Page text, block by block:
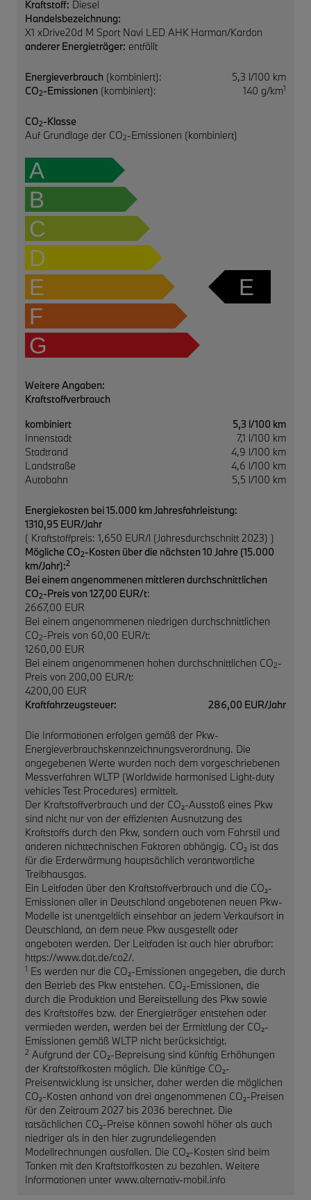
Kraftstoff: Diesel
Handelsbezeichnung:
X1 xDrive20d M Sport Navi LED AHK Harman/Kardon
anderer Energieträger: entfällt
Energieverbrauch (kombiniert):
5,3 l/100 km
CO2-Emissionen (kombiniert): 140 g/km1
CO2-Klasse
Auf Grundlage der CO2-Emissionen (kombiniert)
A
B
C
D
E
F
G
E
Weitere Angaben:
Kraftstoffverbrauch
kombiniert
5,3 l/100 km
Innenstadt
7,1 l/100 km
Stadtrand
4,9 l/100 km
Landstraße
4,6 l/100 km
Autobahn
5,5 l/100 km
Energiekosten bei 15.000 km Jahresfahrleistung:
1310,95 EUR/Jahr
( Kraftstoffpreis: 1,650 EUR/l (Jahresdurchschnitt 2023) )
Mögliche CO2-Kosten über die nächsten 10 Jahre (15.000
km/Jahr):2
Bei einem angenommenen mittleren durchschnittlichen
CO2-Preis von 127,00 EUR/t:
2667,00 EUR
Bei einem angenommenen niedrigen durchschnittlichen
CO2-Preis von 60,00 EUR/t:
1260,00 EUR
Bei einem angenommenen hohen durchschnittlichen CO2-
Preis von 200,00 EUR/t:
4200,00 EUR
Kraftfahrzeugsteuer:
286,00 EUR/Jahr
Die Informationen erfolgen gemäß der Pkw-
Energieverbrauchskennzeichnungsverordnung. Die
angegebenen Werte wurden nach dem vorgeschriebenen
Messverfahren WLTP (Worldwide harmonised Light-duty
vehicles Test Procedures) ermittelt.
Der Kraftstoffverbrauch und der CO₂-Ausstoß eines Pkw
sind nicht nur von der effizienten Ausnutzung des
Kraftstoffs durch den Pkw, sondern auch vom Fahrstil und
anderen nichttechnischen Faktoren abhängig. CO₂ ist das
für die Erderwärmung hauptsächlich verantwortliche
Treibhausgas.
Ein Leitfaden über den Kraftstoffverbrauch und die CO₂-
Emissionen aller in Deutschland angebotenen neuen Pkw-
Modelle ist unentgeltlich einsehbar an jedem Verkaufsort in
Deutschland, an dem neue Pkw ausgestellt oder
angeboten werden. Der Leitfaden ist auch hier abrufbar:
https://www.dat.de/co2/.
1 Es werden nur die CO₂-Emissionen angegeben, die durch
den Betrieb des Pkw entstehen. CO₂-Emissionen, die
durch die Produktion und Bereitstellung des Pkw sowie
des Kraftstoffes bzw. der Energieträger entstehen oder
vermieden werden, werden bei der Ermittlung der CO₂-
Emissionen gemäß WLTP nicht berücksichtigt.
2 Aufgrund der CO₂-Bepreisung sind künftig Erhöhungen
der Kraftstoffkosten möglich. Die künftige CO₂-
Preisentwicklung ist unsicher, daher werden die möglichen
CO₂-Kosten anhand von drei angenommenen CO₂-Preisen
für den Zeitraum 2027 bis 2036 berechnet. Die
tatsächlichen CO₂-Preise können sowohl höher als auch
niedriger als in den hier zugrundeliegenden
Modellrechnungen ausfallen. Die CO₂-Kosten sind beim
Tanken mit den Kraftstoffkosten zu bezahlen. Weitere
Informationen unter www.alternativ-mobil.info